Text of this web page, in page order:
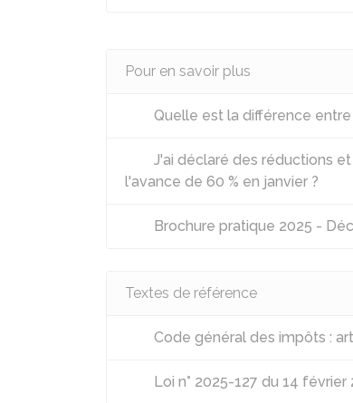
Pour en savoir plus
Quelle est la différence
J'ai déclaré des réductions
l'avance de 60 % en janvier ?
Brochure pratique 2025 -
Textes de référence
Code général des impôts :
Loi n° 2025-127 du 14